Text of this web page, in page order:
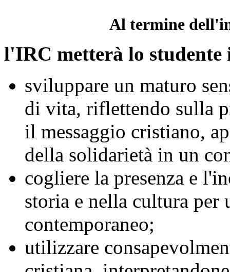
Al termine
l'IRC metterà lo studente
sviluppare un maturo
di vita, riflettendo sulla
il messaggio cristiano,
della solidarietà in un
cogliere la presenza e
storia e nella cultura per
contemporaneo;
utilizzare